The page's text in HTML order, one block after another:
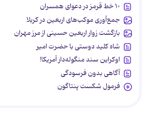
۱۰ خط قرمز در دعوای همسران
جمع‌آوری موکب‌های اربعین در کربلا
بازگشت زوار اربعین حسینی از مرز مهران
شاه کلید دوستی با حضرت امیر
اوکراین سند منگوله‌دار آمریکا!
آگاهی بدون فرسودگی
فرمول شکست پنتاگون